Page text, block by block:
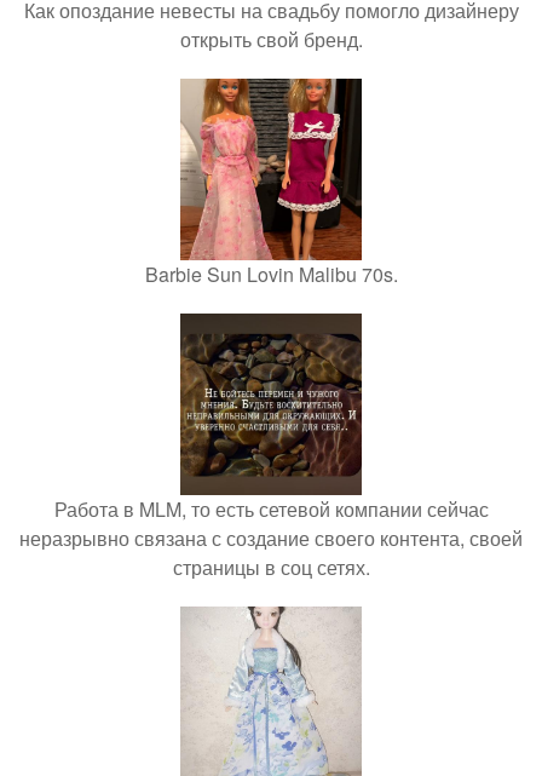
Как опоздание невесты на свадьбу помогло дизайнеру
открыть свой бренд.
Barbie Sun Lovin Malibu 70s.
Работа в MLM, то есть сетевой компании сейчас
неразрывно связана с создание своего контента, своей
страницы в соц сетях.